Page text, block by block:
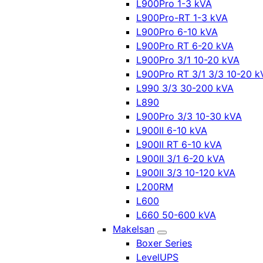
L900Pro 1-3 kVA
L900Pro-RT 1-3 kVA
L900Pro 6-10 kVA
L900Pro RT 6-20 kVA
L900Pro 3/1 10-20 kVA
L900Pro RT 3/1 3/3 10-20
L990 3/3 30-200 kVA
L890
L900Pro 3/3 10-30 kVA
L900II 6-10 kVA
L900II RT 6-10 kVA
L900II 3/1 6-20 kVA
L900II 3/3 10-120 kVA
L200RM
L600
L660 50-600 kVA
Makelsan
Boxer Series
LevelUPS